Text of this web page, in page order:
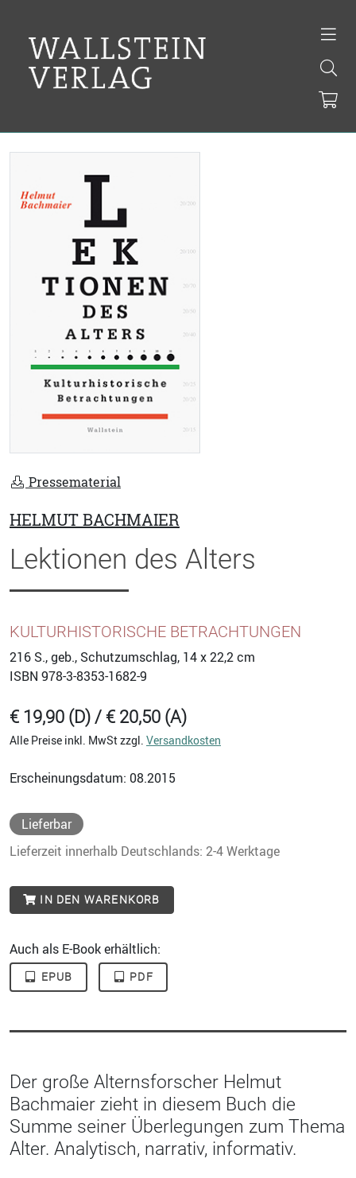
Pressematerial
HELMUT BACHMAIER
Lektionen des Alters
KULTURHISTORISCHE BETRACHTUNGEN
216 S., geb., Schutzumschlag, 14 x 22,2 cm
ISBN 978-3-8353-1682-9
€ 19,90 (D) / € 20,50 (A)
Alle Preise inkl. MwSt zzgl. Versandkosten
Erscheinungsdatum: 08.2015
Lieferbar
Lieferzeit innerhalb Deutschlands: 2-4 Werktage
IN DEN WARENKORB
Auch als E-Book erhältlich:
EPUB PDF
Der große Alternsforscher Helmut
Bachmaier zieht in diesem Buch die
Summe seiner Überlegungen zum Thema
Alter. Analytisch, narrativ, informativ.